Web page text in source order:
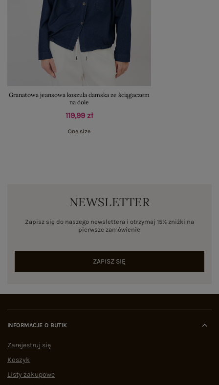
Granatowa jeansowa koszula damska ze ściągaczem
na dole
119,99 zł
One size
NEWSLETTER
Zapisz się do naszego newslettera i otrzymaj 15% zniżki na
pierwsze zamówienie
ZAPISZ SIĘ
INFORMACJE O BUTIK
Zarejestruj się
Koszyk
Listy zakupowe